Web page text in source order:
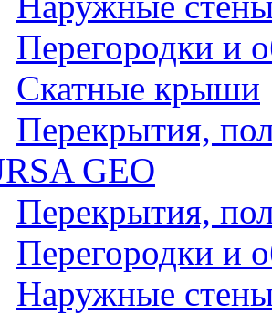
Перегородки и
Скатные крыши
Перекрытия,
GEO
Перекрытия,
Перегородки и
Наружные